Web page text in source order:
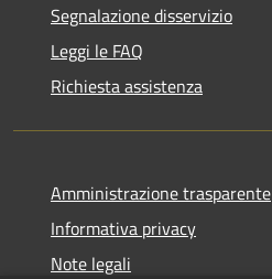
Segnalazione disservizio
Leggi le FAQ
Richiesta assistenza
Amministrazione trasparente
Informativa privacy
Note legali